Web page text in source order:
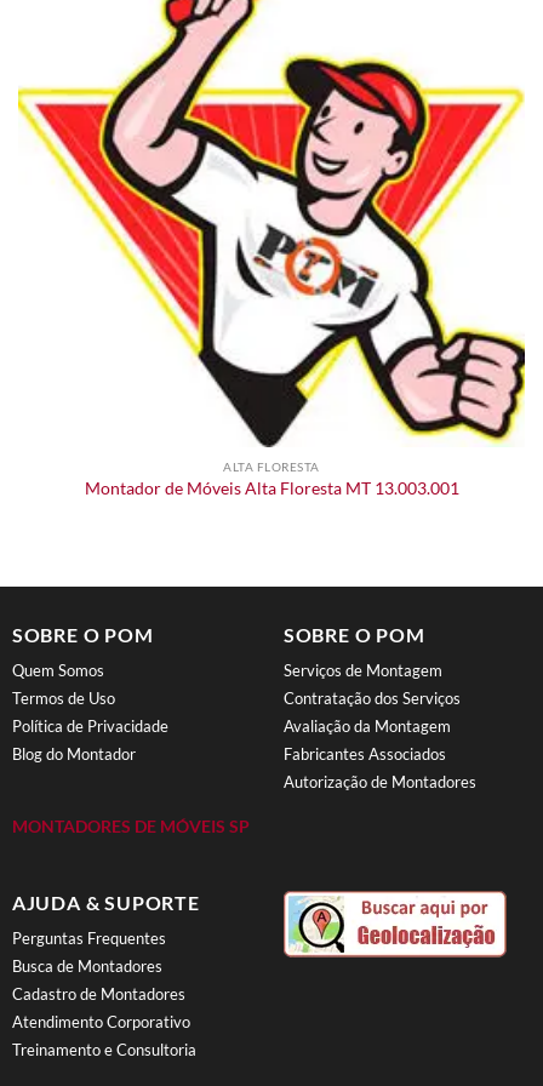
ALTA FLORESTA
Montador de Móveis Alta Floresta MT 13.003.001
SOBRE O POM
Quem Somos
Termos de Uso
Política de Privacidade
Blog do Montador
MONTADORES DE MÓVEIS SP
SOBRE O POM
Serviços de Montagem
Contratação dos Serviços
Avaliação da Montagem
Fabricantes Associados
Autorização de Montadores
AJUDA & SUPORTE
Perguntas Frequentes
Busca de Montadores
Cadastro de Montadores
Atendimento Corporativo
Treinamento e Consultoria